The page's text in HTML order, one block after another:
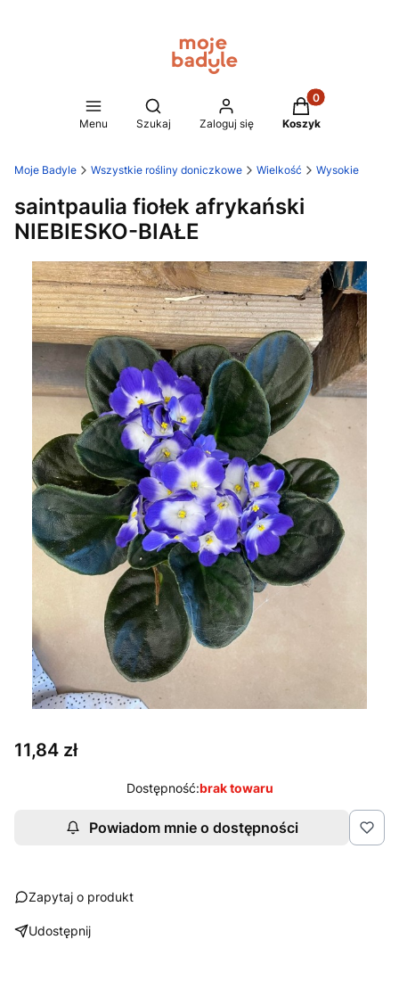
Menu
Otwórz wyszukiwarkę
Szukaj Zaloguj się
Produkty w
Koszyk
Moje Badyle Wszystkie rośliny doniczkowe Wielkość Wysokie
saintpaulia fiołek afrykański
NIEBIESKO-BIAŁE
Cena
11,84 zł
Dostępność:brak towaru
Powiadom mnie o dostępności
Zapytaj o produkt
Udostępnij